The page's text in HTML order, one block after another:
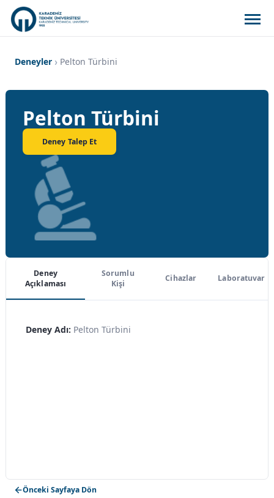
Deneyler Pelton Türbini
Pelton Türbini
Deney Talep Et
Deney
Açıklaması
Sorumlu
Kişi
Cihazlar Laboratuvar
Deney Adı: Pelton Türbini
Önceki Sayfaya Dön